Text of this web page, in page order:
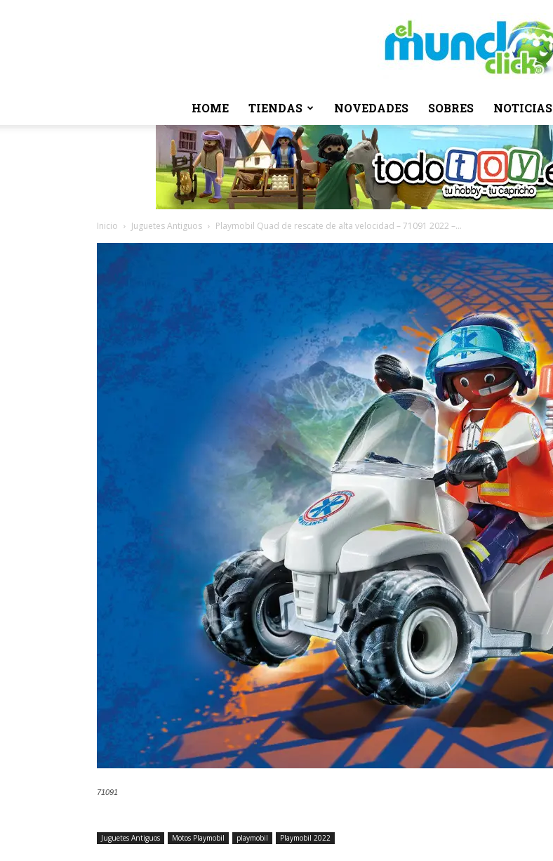
El
Click
HOME TIENDAS NOVEDADES SOBRES NOTICIAS
Inicio Juguetes Antiguos Playmobil Quad de rescate de alta velocidad – 71091 2022 –...
71091
Juguetes Antiguos Motos Playmobil playmobil Playmobil 2022